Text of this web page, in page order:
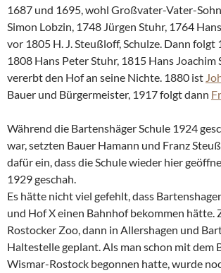
1687 und 1695, wohl Großvater-Vater-
Simon Lobzin, 1748 Jürgen Stuhr, 1764
vor 1805 H. J. Steußloff, Schulze. Dann folgt
1808 Hans Peter Stuhr, 1815 Hans Joachim
vererbt den Hof an seine Nichte. 1880 ist
Bauer und Bürgermeister, 1917 folgt dann
Während die Bartenshäger Schule 1924
war, setzten Bauer Hamann und Franz
dafür ein, dass die Schule wieder hier
1929 geschah.
Es hätte nicht viel gefehlt, dass
und Hof X einen Bahnhof bekommen hätte.
Rostocker Zoo, dann in Allershagen und
Haltestelle geplant. Als man schon mit dem
Wismar-Rostock begonnen hatte, wurde